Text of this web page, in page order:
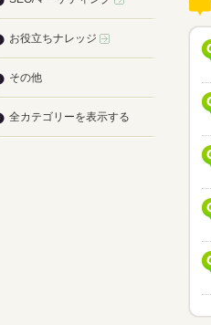
お役立ちナレッジ
その他
全カテゴリーを表示する